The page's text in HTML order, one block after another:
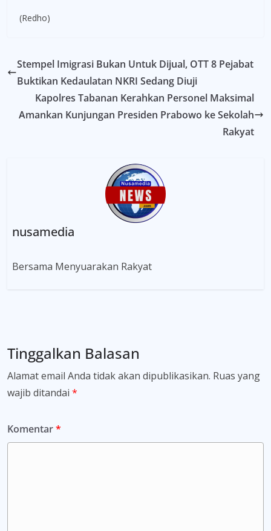
(Redho)
Stempel Imigrasi Bukan Untuk Dijual, OTT 8 Pejabat
Buktikan Kedaulatan NKRI Sedang Diuji
Kapolres Tabanan Kerahkan Personel Maksimal
Amankan Kunjungan Presiden Prabowo ke Sekolah
Rakyat
nusamedia
Bersama Menyuarakan Rakyat
Tinggalkan Balasan
Alamat email Anda tidak akan dipublikasikan. Ruas yang
wajib ditandai *
Komentar*